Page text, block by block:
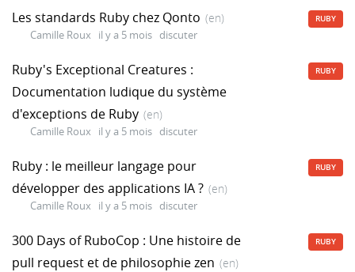
Les standards Ruby chez Qonto (en)
Camille Roux il y a 5 mois discuter
RUBY
Ruby's Exceptional Creatures :
Documentation ludique du système
d'exceptions de Ruby (en)
Camille Roux il y a 5 mois discuter
RUBY
Ruby : le meilleur langage pour
développer des applications IA ? (en)
Camille Roux il y a 5 mois discuter
RUBY
300 Days of RuboCop : Une histoire de
pull request et de philosophie zen (en)
RUBY